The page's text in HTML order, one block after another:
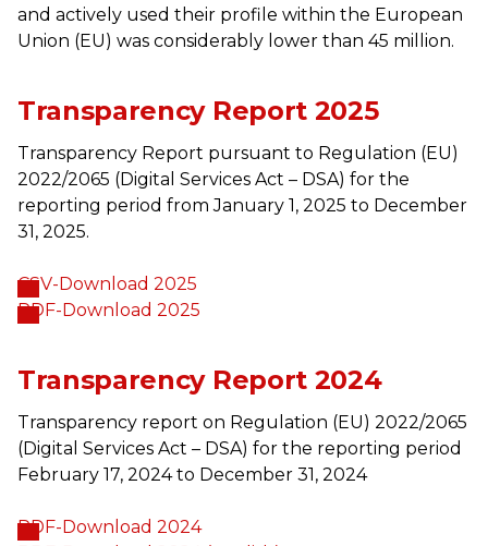
and actively used their profile within the European
Union (EU) was considerably lower than 45 million.
Transparency Report 2025
Transparency Report pursuant to Regulation (EU)
2022/2065 (Digital Services Act – DSA) for the
reporting period from January 1, 2025 to December
31, 2025.
CSV-Download 2025
PDF-Download 2025
Transparency Report 2024
Transparency report on Regulation (EU) 2022/2065
(Digital Services Act – DSA) for the reporting period
February 17, 2024 to December 31, 2024
PDF-Download 2024